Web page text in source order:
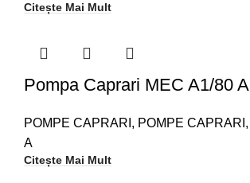
Citește Mai Mult
Pompa Caprari MEC A1/80 A
POMPE CAPRARI , POMPE CAPRARI ,
A
Citește Mai Mult